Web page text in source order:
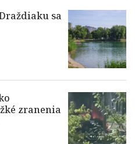
sa
zranenia